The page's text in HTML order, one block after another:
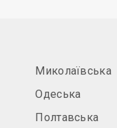
Миколаївська
Одеська
Полтавська